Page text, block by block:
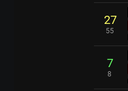
27
55
7
8